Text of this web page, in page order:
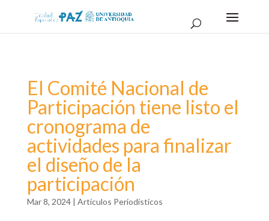
El Comité Nacional de
Participación tiene listo el
cronograma de
actividades para finalizar
el diseño de la
participación
Mar 8, 2024| Artículos Periodísticos